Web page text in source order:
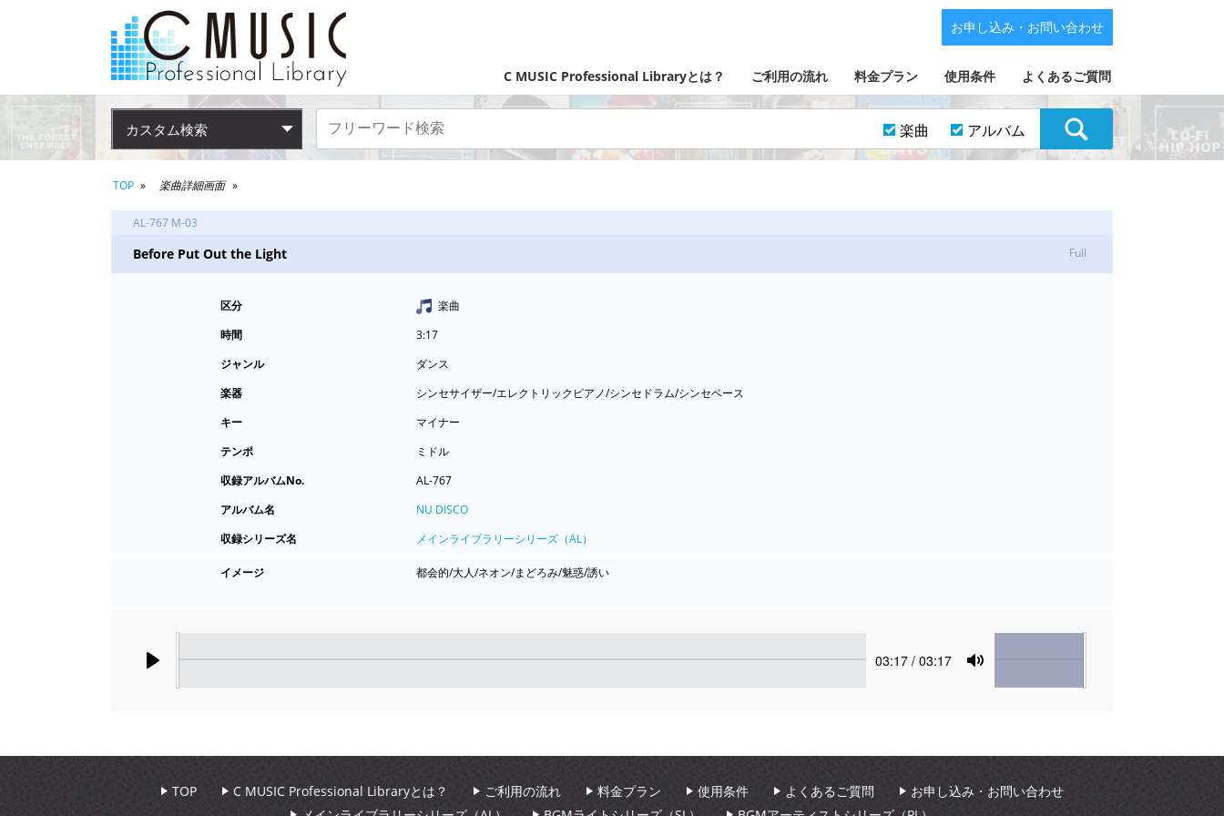
C MUSIC Professional Libraryとは？ ご利用の流れ 料金プラン 使用条件 よくあるご質問
お申し込み・お問い合わせ
カスタム検索 楽曲 アルバム
TOP 楽曲詳細画面
AL-767 M-03
Before Put Out the Light Full
区分
楽曲
時間
3:17
ジャンル
ダンス
楽器
シンセサイザー/エレクトリックピアノ/シンセドラム/シンセベース
キー
マイナー
テンポ
ミドル
収録アルバムNo.
AL-767
アルバム名
NU DISCO
収録シリーズ名
メインライブラリーシリーズ（AL）
イメージ 都会的/大人/ネオン/まどろみ/魅惑/誘い
Current
03:17 / 03:17
Mute
Volume
TOP C MUSIC Professional Libraryとは？ ご利用の流れ 料金プラン 使用条件 よくあるご質問
お申し込み・お問い合わせ